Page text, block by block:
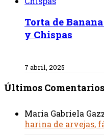
Torta de
y Chispas
7 abril, 2025
Últimos Comentarios
Maria Gabriela
harina de